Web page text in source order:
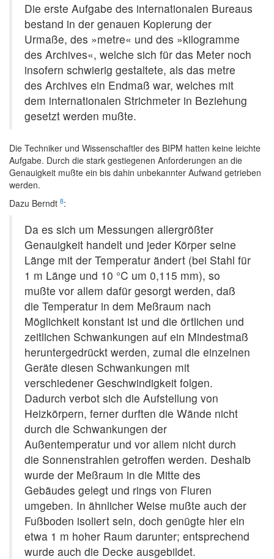
Die erste Aufgabe des internationalen Bureaus
bestand in der genauen Kopierung der
Urmaße, des »metre« und des »kilogramme
des Archives«, welche sich für das Meter noch
insofern schwierig gestaltete, als das metre
des Archives ein Endmaß war, welches mit
dem internationalen Strichmeter in Beziehung
gesetzt werden mußte.
Die Techniker und Wissenschaftler des BIPM hatten keine leichte
Aufgabe. Durch die stark gestiegenen Anforderungen an die
Genauigkeit mußte ein bis dahin unbekannter Aufwand getrieben
werden.
Dazu Berndt 8:
Da es sich um Messungen allergrößter
Genauigkeit handelt und jeder Körper seine
Länge mit der Temperatur ändert (bei Stahl für
1 m Länge und 10 °C um 0,115 mm), so
mußte vor allem dafür gesorgt werden, daß
die Temperatur in dem Meßraum nach
Möglichkeit konstant ist und die örtlichen und
zeitlichen Schwankungen auf ein Mindestmaß
heruntergedrückt werden, zumal die einzelnen
Geräte diesen Schwankungen mit
verschiedener Geschwindigkeit folgen.
Dadurch verbot sich die Aufstellung von
Heizkörpern, ferner durften die Wände nicht
durch die Schwankungen der
Außentemperatur und vor allem nicht durch
die Sonnenstrahlen getroffen werden. Deshalb
wurde der Meßraum in die Mitte des
Gebäudes gelegt und rings von Fluren
umgeben. In ähnlicher Weise mußte auch der
Fußboden isoliert sein, doch genügte hier ein
etwa 1 m hoher Raum darunter; entsprechend
wurde auch die Decke ausgebildet.